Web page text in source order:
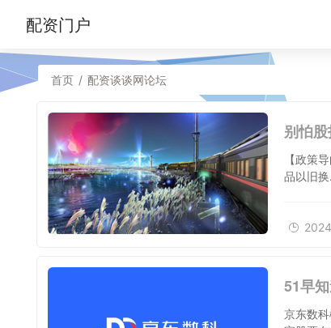
配资门户
首页 / 配资谈谈网论坛
别怕
【政策
品以旧
51早
京东数